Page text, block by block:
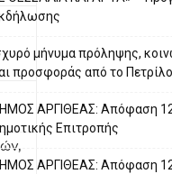
μήνυμα πρόληψης,
προσφοράς από το Πετρίλο
ΑΡΓΙΘΕΑΣ: Απόφαση
Επιτροπής
ΑΡΓΙΘΕΑΣ: Απόφαση